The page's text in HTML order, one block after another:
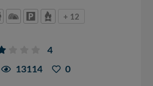
+ 12
4
13114 0